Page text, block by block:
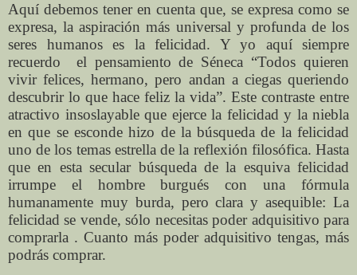
Aquí debemos tener en cuenta que, se expresa como se
expresa, la aspiración más universal y profunda de los
seres humanos es la felicidad. Y yo aquí siempre
recuerdo
el pensamiento de Séneca “Todos quieren
vivir felices, hermano, pero andan a ciegas queriendo
descubrir lo que hace feliz la vida”. Este contraste entre
atractivo insoslayable que ejerce la felicidad y la niebla
en que se esconde hizo de la búsqueda de la felicidad
uno de los temas estrella de la reflexión filosófica. Hasta
que en esta secular búsqueda de la esquiva felicidad
irrumpe el hombre burgués con una fórmula
humanamente muy burda, pero clara y asequible: La
felicidad se vende, sólo necesitas poder adquisitivo para
comprarla . Cuanto más poder adquisitivo tengas, más
podrás comprar.